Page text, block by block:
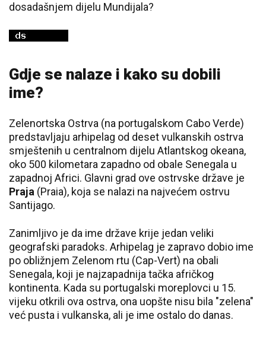
dosadašnjem dijelu Mundijala?
Gdje se nalaze i kako su dobili
ime?
Zelenortska Ostrva (na portugalskom Cabo Verde)
predstavljaju arhipelag od deset vulkanskih ostrva
smještenih u centralnom dijelu Atlantskog okeana,
oko 500 kilometara zapadno od obale Senegala u
zapadnoj Africi. Glavni grad ove ostrvske države je
Praja (Praia), koja se nalazi na najvećem ostrvu
Santijago.
Zanimljivo je da ime države krije jedan veliki
geografski paradoks. Arhipelag je zapravo dobio ime
po obližnjem Zelenom rtu (Cap-Vert) na obali
Senegala, koji je najzapadnija tačka afričkog
kontinenta. Kada su portugalski moreplovci u 15.
vijeku otkrili ova ostrva, ona uopšte nisu bila "zelena"
već pusta i vulkanska, ali je ime ostalo do danas.